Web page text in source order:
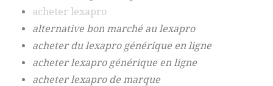
acheter lexapro
alternative bon marché au lexapro
acheter du lexapro générique en ligne
acheter lexapro générique en ligne
acheter lexapro de marque